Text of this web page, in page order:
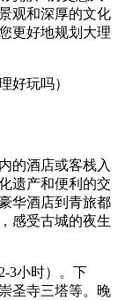
观和深厚的文化
更好地规划大理
的酒店或客栈入
遗产和便利的交
华酒店到青旅都
感受古城的夜生
3小时）。下
圣寺三塔等。晚